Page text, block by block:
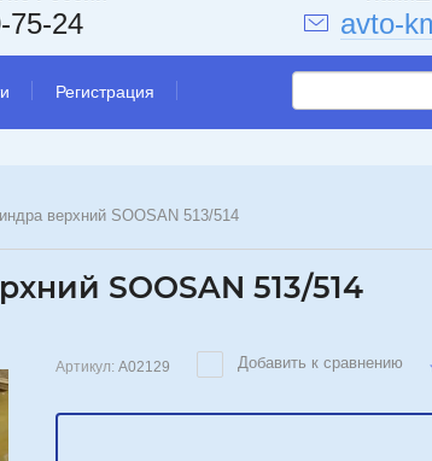
75-24 avto-
Регистрация
верхний SOOSAN 513/514
SOOSAN 513/514
Добавить к сравнению
Артикул: A02129